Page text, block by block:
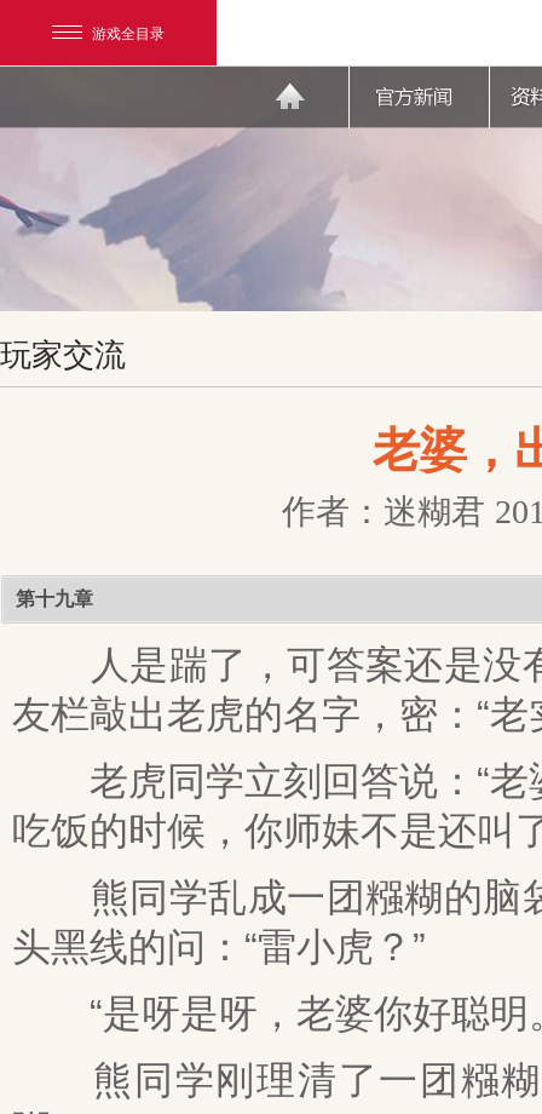
游戏全目录
玩家交流
老婆，
作者：迷糊君
第十九章
人是踹了，可答案还是没
友栏敲出老虎的名字，密：“
老虎同学立刻回答说：“老
吃饭的时候，你师妹不是还叫
熊同学乱成一团糨糊的脑
头黑线的问：“雷小虎？”
“是呀是呀，老婆你好聪明
熊同学刚理清了一团糨糊